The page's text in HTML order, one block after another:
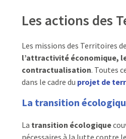
Les actions des
Les missions des Territoires
l’attractivité économique,
contractualisation. Toutes
dans le cadre du projet de
La transition
La transition écologique